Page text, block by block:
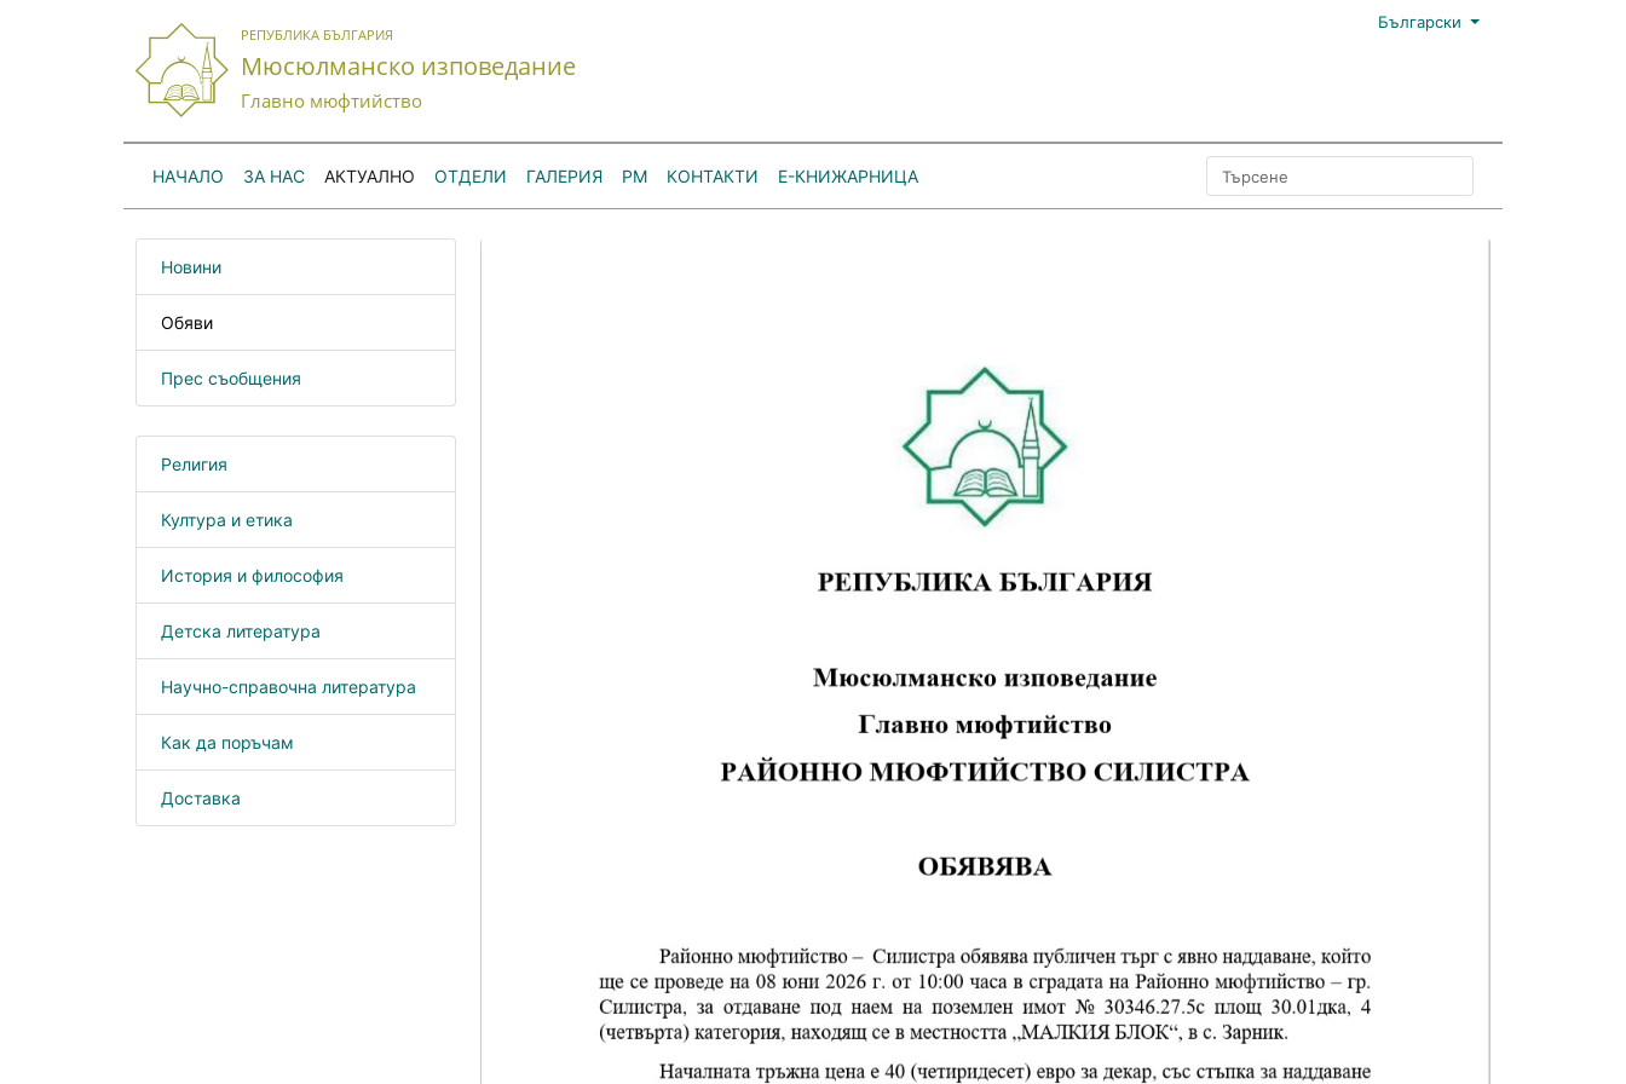
РЕПУБЛИКА БЪЛГАРИЯ
Мюсюлманско изповедание
Главно мюфтийство
Български
НАЧАЛО ЗА НАС АКТУАЛНО ОТДЕЛИ ГАЛЕРИЯ РМ КОНТАКТИ Е-КНИЖАРНИЦА
Новини
Обяви
Прес съобщения
Религия
Култура и етика
История и философия
Детска литература
Научно-справочна литература
Как да поръчам
Доставка